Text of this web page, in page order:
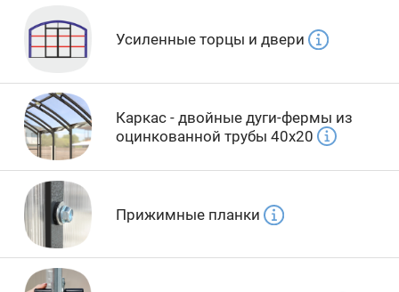
Усиленные торцы и двери
Каркас - двойные дуги-фермы из
оцинкованной трубы 40x20
Прижимные планки